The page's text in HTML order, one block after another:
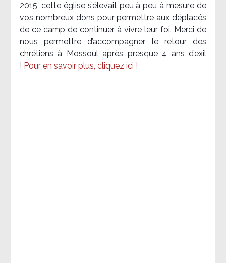
2015, cette église s’élevait peu à peu à mesure de
vos nombreux dons pour permettre aux déplacés
de ce camp de continuer à vivre leur foi. Merci de
nous permettre d’accompagner le retour des
chrétiens à Mossoul après presque 4 ans d’exil
! Pour en savoir plus, cliquez ici !